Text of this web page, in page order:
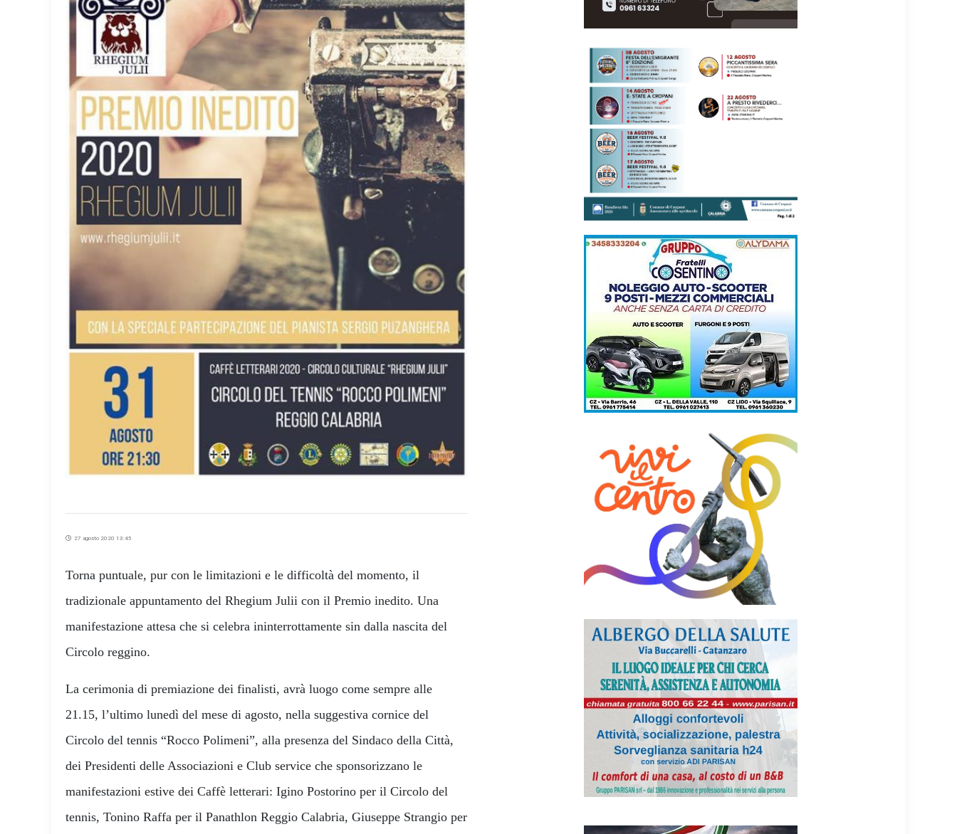
27 agosto 2020 13:45
Torna puntuale, pur con le limitazioni e le difficoltà del momento, il
tradizionale appuntamento del Rhegium Julii con il Premio inedito. Una
manifestazione attesa che si celebra ininterrottamente sin dalla nascita del
Circolo reggino.
La cerimonia di premiazione dei finalisti, avrà luogo come sempre alle
21.15, l’ultimo lunedì del mese di agosto, nella suggestiva cornice del
Circolo del tennis “Rocco Polimeni”, alla presenza del Sindaco della Città,
dei Presidenti delle Associazioni e Club service che sponsorizzano le
manifestazioni estive dei Caffè letterari: Igino Postorino per il Circolo del
tennis, Tonino Raffa per il Panathlon Reggio Calabria, Giuseppe Strangio per